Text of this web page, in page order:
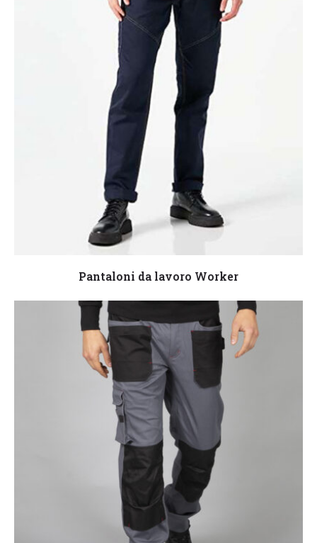
Leggi tutto
Pantaloni da lavoro Worker